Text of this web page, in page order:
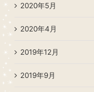
2020年5月
2020年4月
2019年12月
2019年9月